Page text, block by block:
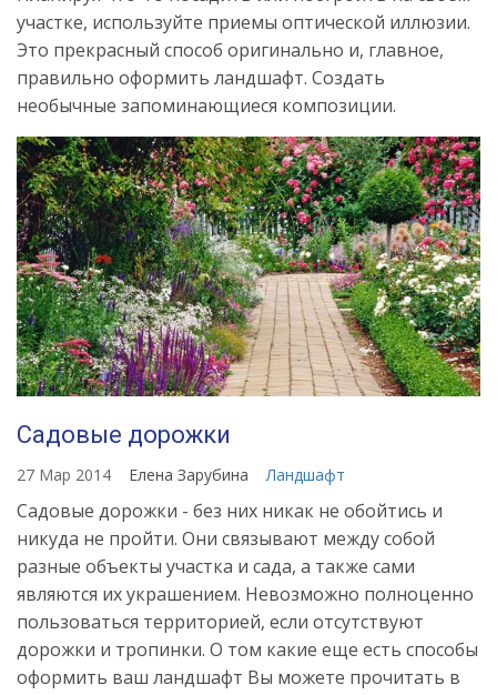
участке, используйте приемы оптической иллюзии.
Это прекрасный способ оригинально и, главное,
правильно оформить ландшафт. Создать
необычные запоминающиеся композиции.
Садовые дорожки
27 Мар 2014 Елена Зарубина Ландшафт
Садовые дорожки - без них никак не обойтись и
никуда не пройти. Они связывают между собой
разные объекты участка и сада, а также сами
являются их украшением. Невозможно полноценно
пользоваться территорией, если отсутствуют
дорожки и тропинки. О том какие еще есть способы
оформить ваш ландшафт Вы можете прочитать в